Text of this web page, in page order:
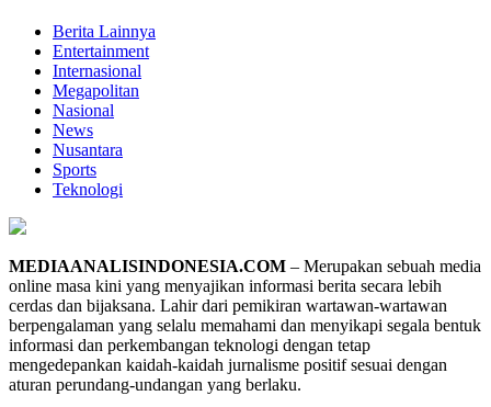
Berita Lainnya
Entertainment
Internasional
Megapolitan
Nasional
News
Nusantara
Sports
Teknologi
MEDIAANALISINDONESIA.COM – Merupakan sebuah media
online masa kini yang menyajikan informasi berita secara lebih
cerdas dan bijaksana. Lahir dari pemikiran wartawan-wartawan
berpengalaman yang selalu memahami dan menyikapi segala bentuk
informasi dan perkembangan teknologi dengan tetap
mengedepankan kaidah-kaidah jurnalisme positif sesuai dengan
aturan perundang-undangan yang berlaku.